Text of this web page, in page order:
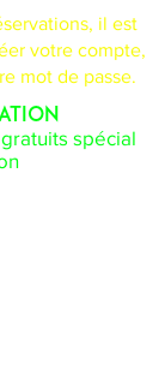
il est
votre compte,
mot de passe.
spécial